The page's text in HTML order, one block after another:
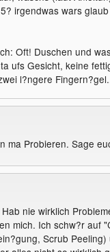
irgendwas wars
Oft! Duschen und
ufs Gesicht, keine
l?ngere
ma Probieren. Sage
nie wirklich
mich. Ich schw?r auf
Scrub